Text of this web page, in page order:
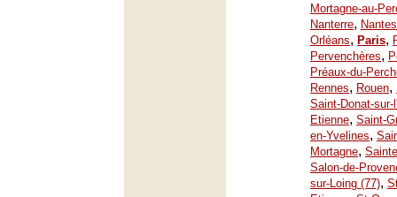
Mortagne-au-
Nanterre, Nantes
Orléans, Paris,
Pervenchères,
Préaux-du-
Rennes, Rouen,
Saint-Donat-sur-
Etienne, Saint-
en-Yvelines,
Mortagne,
Salon-de-
sur-Loing (77),